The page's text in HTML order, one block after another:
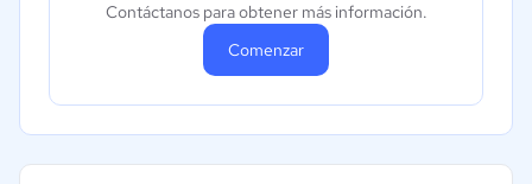
Contáctanos para obtener más información.
Comenzar